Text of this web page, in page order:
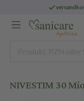
NIVESTIM 30